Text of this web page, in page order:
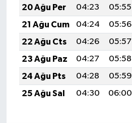
20 Ağu Per
04:23 05:55
21 Ağu Cum
04:24 05:56
22 Ağu Cts
04:26 05:57
23 Ağu Paz
04:27 05:58
24 Ağu Pts
04:28 05:59
25 Ağu Sal
04:30 06:00